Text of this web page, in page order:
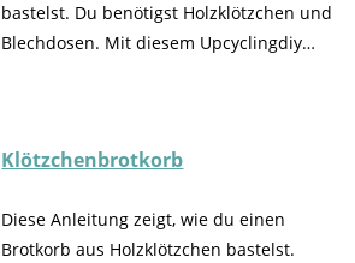
bastelst. Du benötigst Holzklötzchen und
Blechdosen. Mit diesem Upcyclingdiy
Klötzchenbrotkorb
Diese Anleitung zeigt, wie du einen
Brotkorb aus Holzklötzchen bastelst.